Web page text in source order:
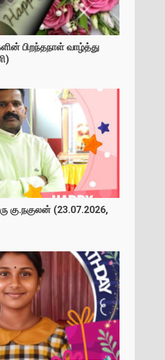
பிறந்தநாள் வாழ்த்து
கு.நகுலன் (23.07.2026,